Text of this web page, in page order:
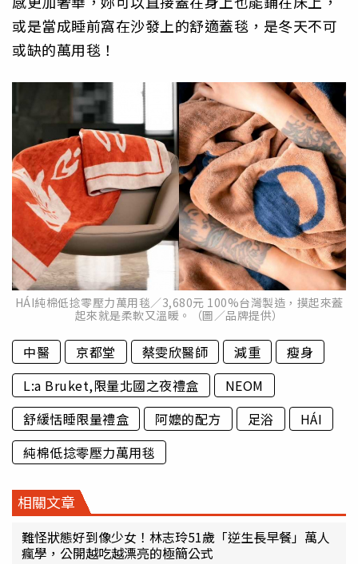
或是當成睡前窩在沙發上的舒適蓋毯，是冬天不可
或缺的萬用毯！
HÁI純棉低捻零壓力萬用毯／3,680元 100%台灣製造，摸起來蓋
起來就是柔軟又溫暖。（圖／品牌提供）
中醫 京都堂 蔡雯欣醫師 減重
瘦身
L:a Bruket,限量北國之夜禮盒
NEOM
舒緩恬睡限量禮盒
阿嬤的配方 足浴
HÁI
純棉低捻零壓力萬用毯
相關文章
難怪狀態好到像少女！林志玲51歲「逆生長早餐」萬人
瘋學，公開越吃越漂亮的極簡公式